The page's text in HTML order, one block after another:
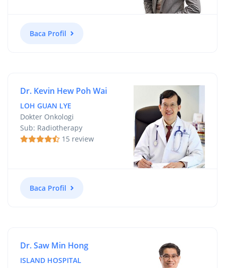
Baca Profil
Dr. Kevin Hew Poh Wai
LOH GUAN LYE
Dokter Onkologi
Sub: Radiotherapy
15 review
Baca Profil
Dr. Saw Min Hong
ISLAND HOSPITAL